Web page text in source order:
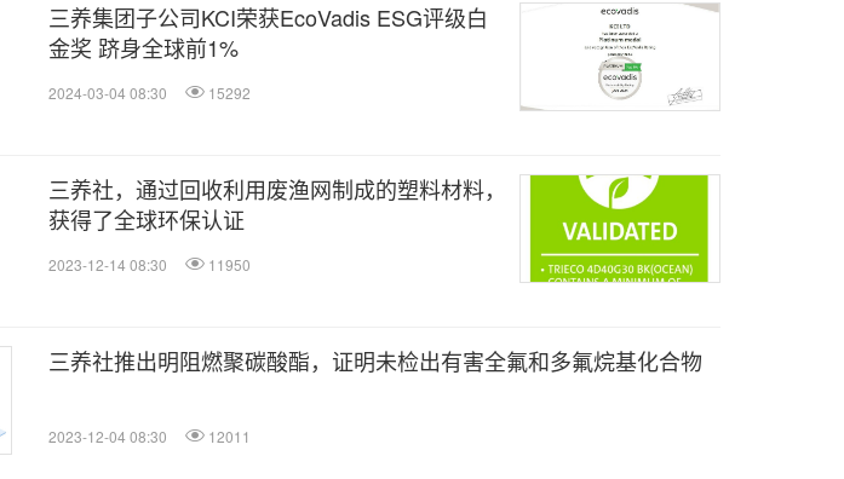
三养集团子公司KCI荣获EcoVadis ESG评级白
金奖 跻身全球前1%
2024-03-04 08:30 15292
三养社，通过回收利用废渔网制成的塑料材料，
获得了全球环保认证
2023-12-14 08:30 11950
三养社推出明阻燃聚碳酸酯，证明未检出有害全氟和多氟烷基化合物
2023-12-04 08:30 12011